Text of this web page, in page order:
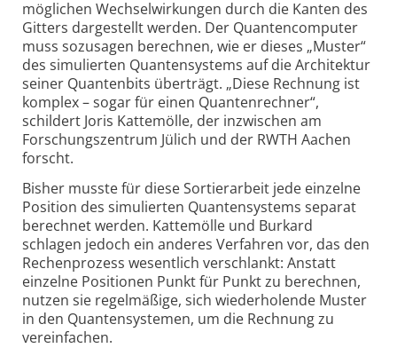
möglichen Wechselwirkungen durch die Kanten des
Gitters dargestellt werden. Der Quantencomputer
muss sozusagen berechnen, wie er dieses „Muster“
des simulierten Quantensystems auf die Architektur
seiner Quantenbits überträgt. „Diese Rechnung ist
komplex – sogar für einen Quantenrechner“,
schildert Joris Kattemölle, der inzwischen am
Forschungszentrum Jülich und der RWTH Aachen
forscht.
Bisher musste für diese Sortierarbeit jede einzelne
Position des simulierten Quantensystems separat
berechnet werden. Kattemölle und Burkard
schlagen jedoch ein anderes Verfahren vor, das den
Rechenprozess wesentlich verschlankt: Anstatt
einzelne Positionen Punkt für Punkt zu berechnen,
nutzen sie regelmäßige, sich wiederholende Muster
in den Quantensystemen, um die Rechnung zu
vereinfachen.